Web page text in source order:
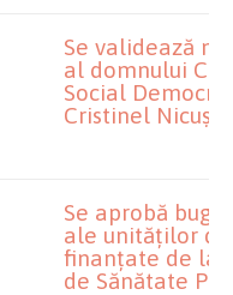
Se validează
al domnului
Social
Cristinel
Se aprobă
ale unităților
finanțate de la
de Sănătate